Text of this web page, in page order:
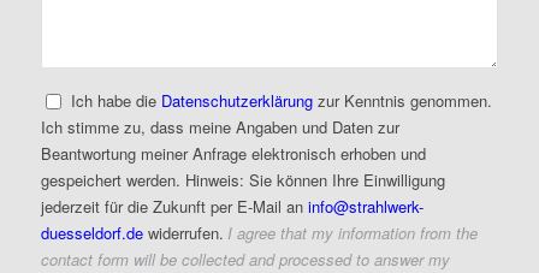
Ich habe die Datenschutzerklärungzur Kenntnis genommen.
Ich stimme zu, dass meine Angaben und Daten zur
Beantwortung meiner Anfrage elektronisch erhoben und
gespeichert werden. Hinweis: Sie können Ihre Einwilligung
jederzeit für die Zukunft per E-Mail an info@strahlwerk-
duesseldorf.dewiderrufen. I agree that my information from the
contact form will be collected and processed to answer my